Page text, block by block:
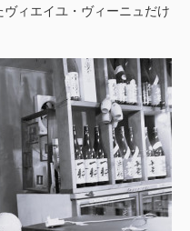
ィエイユ・ヴィーニュだけ